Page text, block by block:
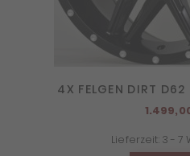
4X FELGEN DIRT
Lieferzeit: 3 - 7